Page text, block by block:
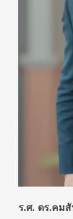
ร.ศ. ดร.คม